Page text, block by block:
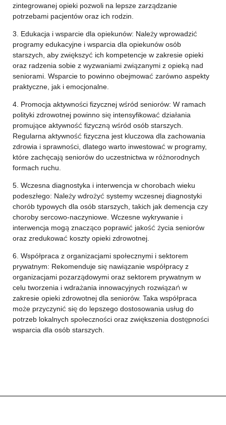
zintegrowanej opieki pozwoli na lepsze zarządzanie
potrzebami pacjentów oraz ich rodzin.
3. Edukacja i wsparcie dla opiekunów: Należy wprowadzić
programy edukacyjne i wsparcia dla opiekunów osób
starszych, aby zwiększyć ich kompetencje w zakresie opieki
oraz radzenia sobie z wyzwaniami związanymi z opieką nad
seniorami. Wsparcie to powinno obejmować zarówno aspekty
praktyczne, jak i emocjonalne.
4. Promocja aktywności fizycznej wśród seniorów: W ramach
polityki zdrowotnej powinno się intensyfikować działania
promujące aktywność fizyczną wśród osób starszych.
Regularna aktywność fizyczna jest kluczowa dla zachowania
zdrowia i sprawności, dlatego warto inwestować w programy,
które zachęcają seniorów do uczestnictwa w różnorodnych
formach ruchu.
5. Wczesna diagnostyka i interwencja w chorobach wieku
podeszłego: Należy wdrożyć systemy wczesnej diagnostyki
chorób typowych dla osób starszych, takich jak demencja czy
choroby sercowo-naczyniowe. Wczesne wykrywanie i
interwencja mogą znacząco poprawić jakość życia seniorów
oraz zredukować koszty opieki zdrowotnej.
6. Współpraca z organizacjami społecznymi i sektorem
prywatnym: Rekomenduje się nawiązanie współpracy z
organizacjami pozarządowymi oraz sektorem prywatnym w
celu tworzenia i wdrażania innowacyjnych rozwiązań w
zakresie opieki zdrowotnej dla seniorów. Taka współpraca
może przyczynić się do lepszego dostosowania usług do
potrzeb lokalnych społeczności oraz zwiększenia dostępności
wsparcia dla osób starszych.